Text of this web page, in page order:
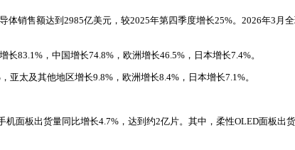
销售额达到2985亿美元，较2025年第四季度增长25%。2026年3月
83.1%，中国增长74.8%，欧洲增长46.5%，日本增长7.4%。
太及其他地区增长9.8%，欧洲增长8.4%，日本增长7.1%。
面板出货量同比增长4.7%，达到约2亿片。其中，柔性OLED面板